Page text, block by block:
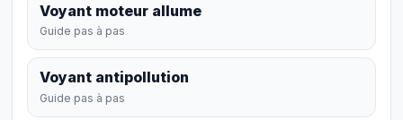
Voyant moteur allume
Guide pas à pas
Voyant antipollution
Guide pas à pas